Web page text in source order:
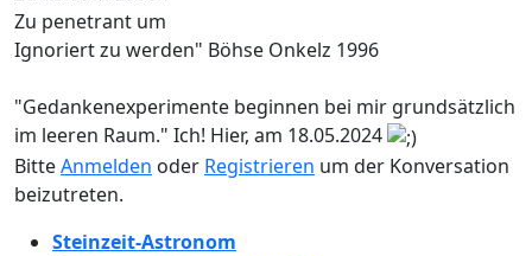
Zu penetrant um
Ignoriert zu werden" Böhse Onkelz 1996
"Gedankenexperimente beginnen bei mir grundsätzlich
im leeren Raum." Ich! Hier, am 18.05.2024
BitteAnmelden oder Registrieren um der Konversation
beizutreten.
Steinzeit-Astronom